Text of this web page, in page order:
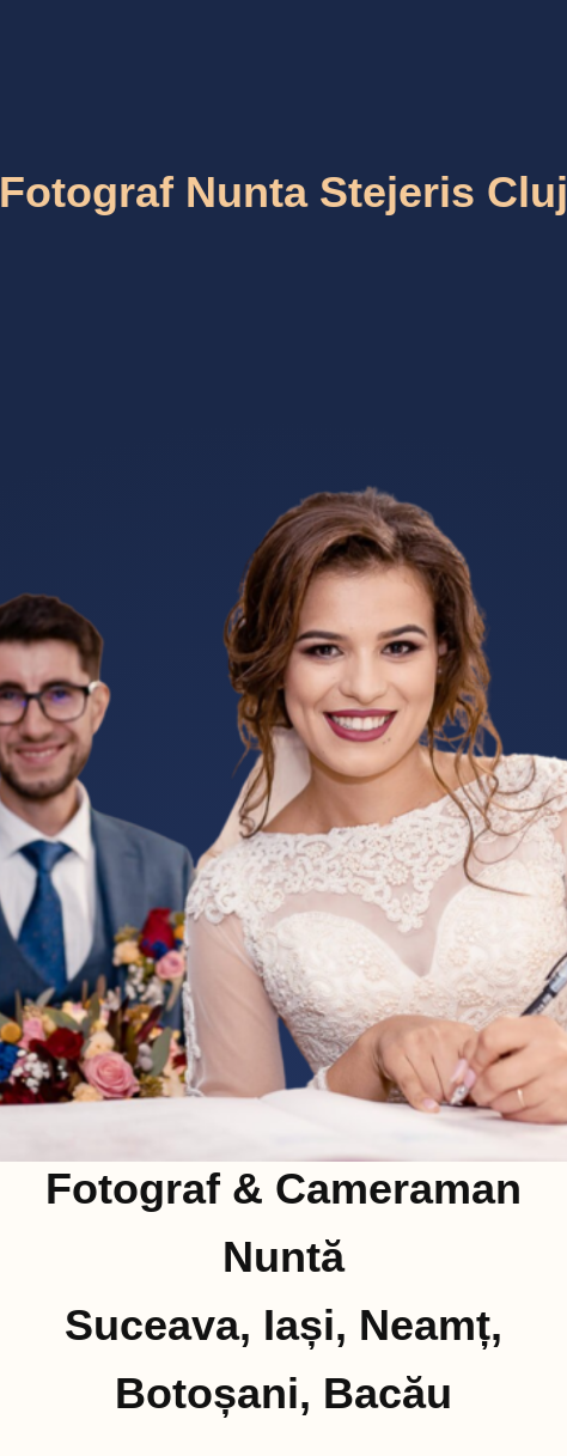
Fotograf Nunta Stejeris Cluj
Fotograf & Cameraman
Nuntă
Suceava, Iași, Neamț,
Botoșani, Bacău